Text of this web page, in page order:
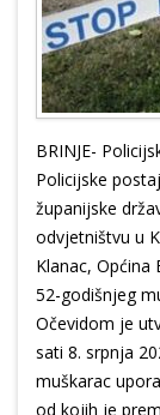
BRINJE-
Policijske
županijske
odvjetništvu u
Klanac,
52-godišnjeg
Očevidom je
sati 8. srpnja
muškarac
od kojih je